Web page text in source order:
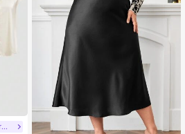
#Diplomatic Charm Core